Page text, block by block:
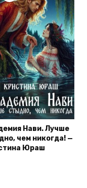
Нави. Лучше
чем никогда! —
Юраш